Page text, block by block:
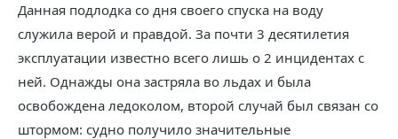
Данная подлодка со дня своего спуска на воду
служила верой и правдой. За почти 3 десятилетия
эксплуатации известно всего лишь о 2 инцидентах с
ней. Однажды она застряла во льдах и была
освобождена ледоколом, второй случай был связан со
штормом: судно получило значительные